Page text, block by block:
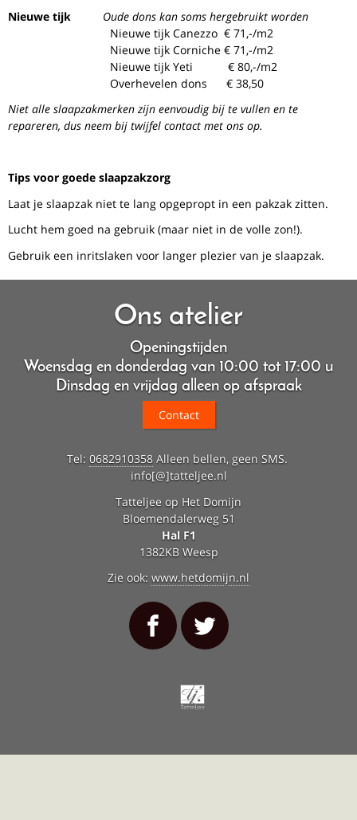
Nieuwe tijk
Oude dons kan soms hergebruikt worden
Nieuwe tijk Canezzo € 71,-/m2
Nieuwe tijk Corniche € 71,-/m2
Nieuwe tijk Yeti € 80,-/m2
Overhevelen dons € 38,50
Niet alle slaapzakmerken zijn eenvoudig bij te vullen en te
repareren, dus neem bij twijfel contact met ons op.
Tips voor goede slaapzakzorg
Laat je slaapzak niet te lang opgepropt in een pakzak zitten.
Lucht hem goed na gebruik (maar niet in de volle zon!).
Gebruik een inritslaken voor langer plezier van je slaapzak.
Ons atelier
Openingstijden
Woensdag en donderdag van 10:00 tot 17:00 u
Dinsdag en vrijdag alleen op afspraak
Contact
Tel: 0682910358Alleen bellen, geen SMS.
info[@]tatteljee.nl
Tatteljee op Het Domijn
Bloemendalerweg 51
Hal F1
1382KB Weesp
Zie ook: www.hetdomijn.nl
Tatteljee